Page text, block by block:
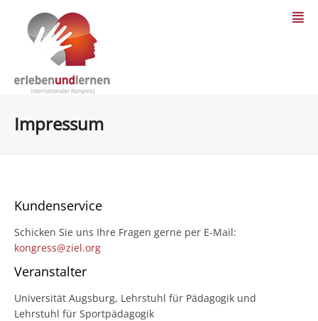
Impressum
Kundenservice
Schicken Sie uns Ihre Fragen gerne per E-Mail:
kongress@ziel.org
Veranstalter
Universität Augsburg, Lehrstuhl für Pädagogik und
Lehrstuhl für Sportpädagogik